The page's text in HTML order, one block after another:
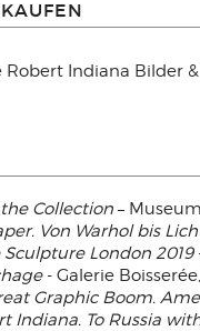
Indiana Bilder
Collection –
Von Warhol bis
Sculpture London 2019
- Galerie
Graphic Boom.
Indiana. To Russia